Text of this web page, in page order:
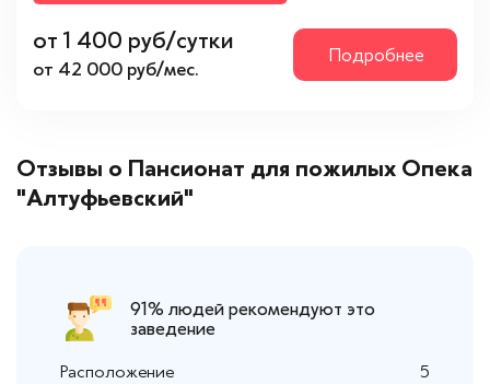
от 1 400 руб/сутки
от 42 000 руб/мес.
Подробнее
Отзывы о Пансионат для пожилых Опека
"Алтуфьевский"
91% людей рекомендуют это
заведение
Расположение 5